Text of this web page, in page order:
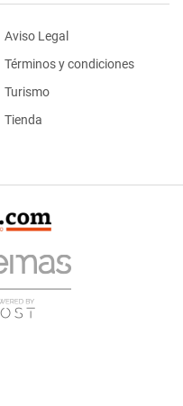
Aviso Legal
Términos y condiciones
Turismo
Tienda